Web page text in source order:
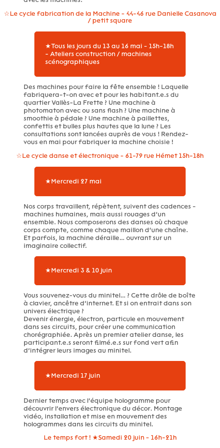
☆Le cycle fabrication de la Machine - 44-46 rue Danielle Casanova
/ petit square
★Tous les jours du 13 au 16 mai - 15h-18h
- Ateliers construction / machines
scénographiques
Des machines pour faire la fête ensemble ! Laquelle
fabriquera-t-on avec et pour les habitant.e.s du
quartier Vallès-La Frette ? Une machine à
photomaton avec ou sans flash ? Une machine à
smoothie à pédale ? Une machine à paillettes,
confettis et bulles plus hautes que la lune ? Les
consultations sont lancées auprès de vous ! Rendez-
vous en mai pour fabriquer la machine choisie !
☆Le cycle danse et électronique - 61-79 rue Hémet 15h-18h
★Mercredi 27 mai
Nos corps travaillent, répètent, suivent des cadences -
machines humaines, mais aussi rouages d’un
ensemble. Nous composerons des danses où chaque
corps compte, comme chaque maillon d’une chaîne.
Et parfois, la machine déraille… ouvrant sur un
imaginaire collectif.
★Mercredi 3 & 10 juin
Vous souvenez-vous du minitel… ? Cette drôle de boîte
à clavier, ancêtre d’internet. Et si on entrait dans son
univers électrique ?
Devenir énergie, électron, particule en mouvement
dans ses circuits, pour créer une communication
chorégraphiée. Après un premier atelier danse, les
participant.e.s seront filmé.e.s sur fond vert afin
d’intégrer leurs images au minitel.
★Mercredi 17 juin
Dernier temps avec l’équipe hologramme pour
découvrir l’envers électronique du décor. Montage
vidéo, installation et mise en mouvement des
hologrammes dans les circuits du minitel.
Le temps fort ! ★Samedi 20 juin - 16h-21h